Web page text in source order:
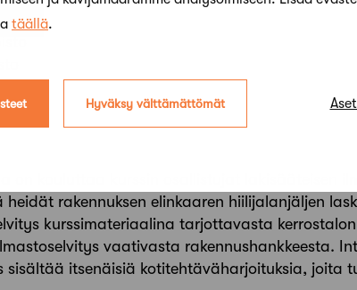
täällä.
Hyväksy välttämättömät
on kouluttaa kurssin osallistujat lakisääteisen
rakennuksen elinkaaren hiilijalanjäljen
kurssimateriaalina tarjottavasta
vaativasta rakennushankkeesta.
sisältää itsenäisiä kotitehtäväharjoituksia, joita